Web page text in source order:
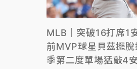
MLB｜突破16打席1
前MVP球星貝茲擺
季第二度單場猛敲4安